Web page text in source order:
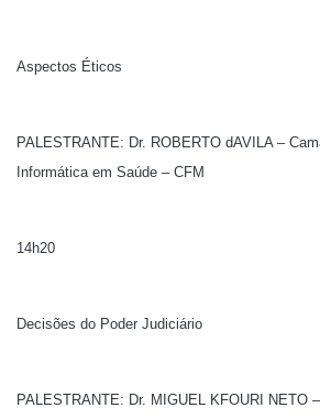
Aspectos Éticos
PALESTRANTE: Dr. ROBERTO dAVILA –
Informática em Saúde – CFM
14h20
Decisões do Poder Judiciário
PALESTRANTE: Dr. MIGUEL KFOURI NETO